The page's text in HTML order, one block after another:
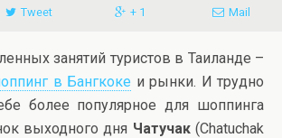
Tweet + 1 Mail
занятий туристов в Таиланде –
в Бангкоке и рынки. И трудно
более популярное для шоппинга
выходного дня Чатучак(Chatuchak